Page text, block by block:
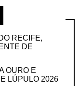
RECIFE,
DE
OURO E
LÚPULO 2026